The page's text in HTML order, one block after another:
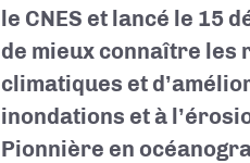
le CNES et lancé le 15
de mieux connaître les
climatiques et
inondations et à
Pionnière en